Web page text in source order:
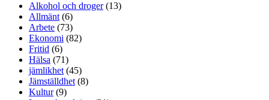
Alkohol och droger(13)
Allmänt (6)
Arbete (73)
Ekonomi (82)
Fritid (6)
Hälsa (71)
jämlikhet (45)
Jämställdhet (8)
Kultur(9)